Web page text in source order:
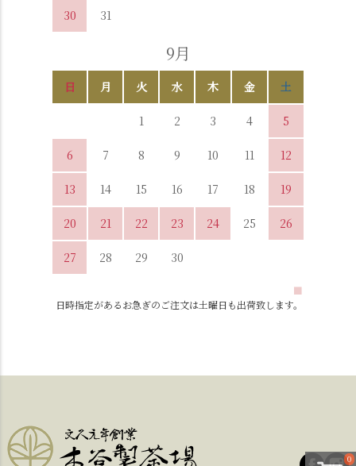
0
30 31
9月
日 月 火 水 木 金 土
1 2 3 4 5
6 7 8 9 10 11 12
13 14 15 16 17 18 19
20 21 22 23 24 25 26
27 28 29 30
■
日時指定があるお急ぎのご注文は土曜日も出荷致します。